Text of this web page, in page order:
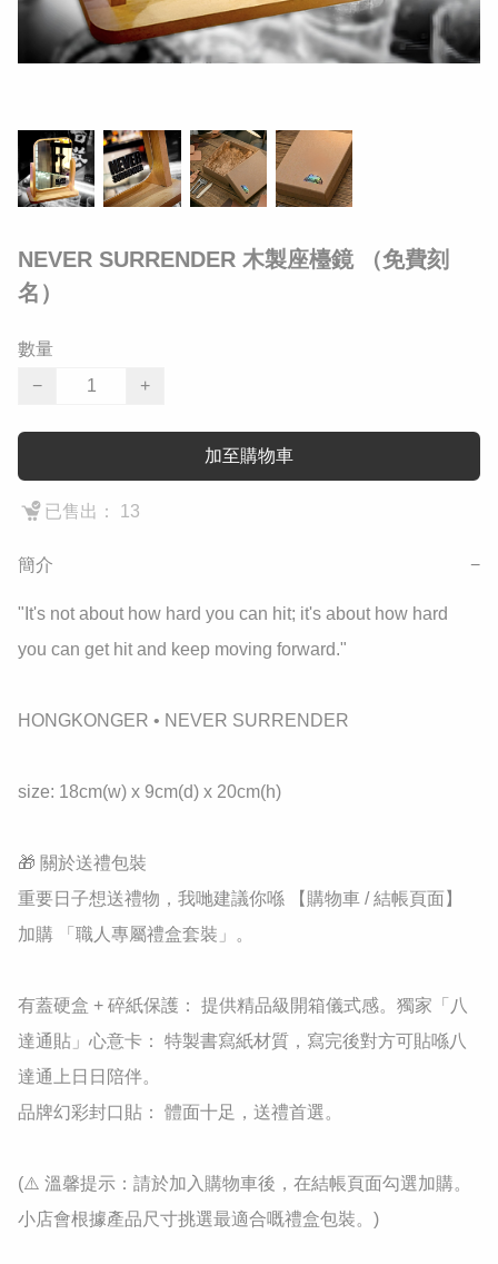
NEVER SURRENDER 木製座檯鏡 （免費刻
名）
數量
−
+
加至購物車
已售出： 13
簡介 −
"It's not about how hard you can hit; it's about how hard
you can get hit and keep moving forward."
HONGKONGER • NEVER SURRENDER
size: 18cm(w) x 9cm(d) x 20cm(h)
🎁 關於送禮包裝
重要日子想送禮物，我哋建議你喺 【購物車 / 結帳頁面】
加購 「職人專屬禮盒套裝」。
有蓋硬盒 + 碎紙保護： 提供精品級開箱儀式感。獨家「八
達通貼」心意卡： 特製書寫紙材質，寫完後對方可貼喺八
達通上日日陪伴。
品牌幻彩封口貼： 體面十足，送禮首選。
(⚠️ 溫馨提示：請於加入購物車後，在結帳頁面勾選加購。
小店會根據產品尺寸挑選最適合嘅禮盒包裝。)